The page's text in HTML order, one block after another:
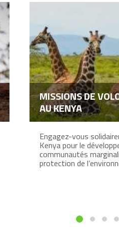
MISSIONS DE
AU KENYA
Engagez-vous
Kenya pour le
communautés
protection de